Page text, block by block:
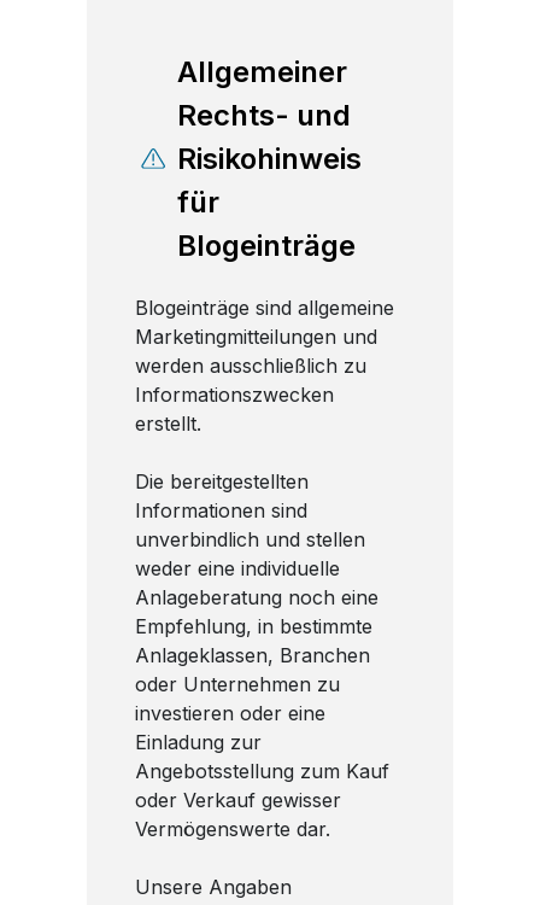
Allgemeiner
Rechts- und
Risikohinweis
für
Blogeinträge
Blogeinträge sind allgemeine
Marketingmitteilungen und
werden ausschließlich zu
Informationszwecken
erstellt.
Die bereitgestellten
Informationen sind
unverbindlich und stellen
weder eine individuelle
Anlageberatung noch eine
Empfehlung, in bestimmte
Anlageklassen, Branchen
oder Unternehmen zu
investieren oder eine
Einladung zur
Angebotsstellung zum Kauf
oder Verkauf gewisser
Vermögenswerte dar.
Unsere Angaben